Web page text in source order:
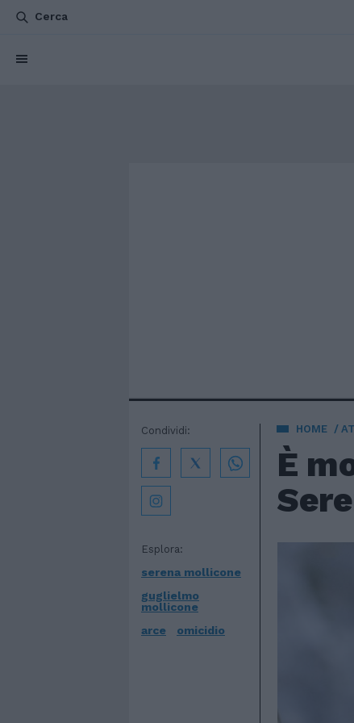
Cerca
HOME
È
Esplora:
serena mollicone
guglielmo
mollicone
arce
omicidio
Condividi: